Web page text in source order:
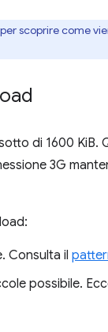
per scoprire come
di 1600
3G
Consulta il
possibile.